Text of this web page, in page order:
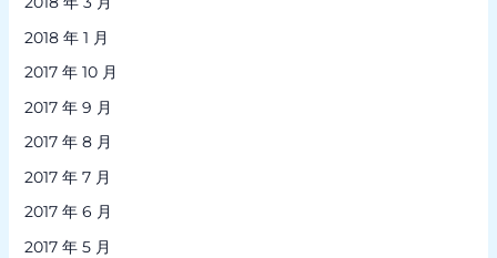
2018 年 1 月
2017 年 10 月
2017 年 9 月
2017 年 8 月
2017 年 7 月
2017 年 6 月
2017 年 5 月